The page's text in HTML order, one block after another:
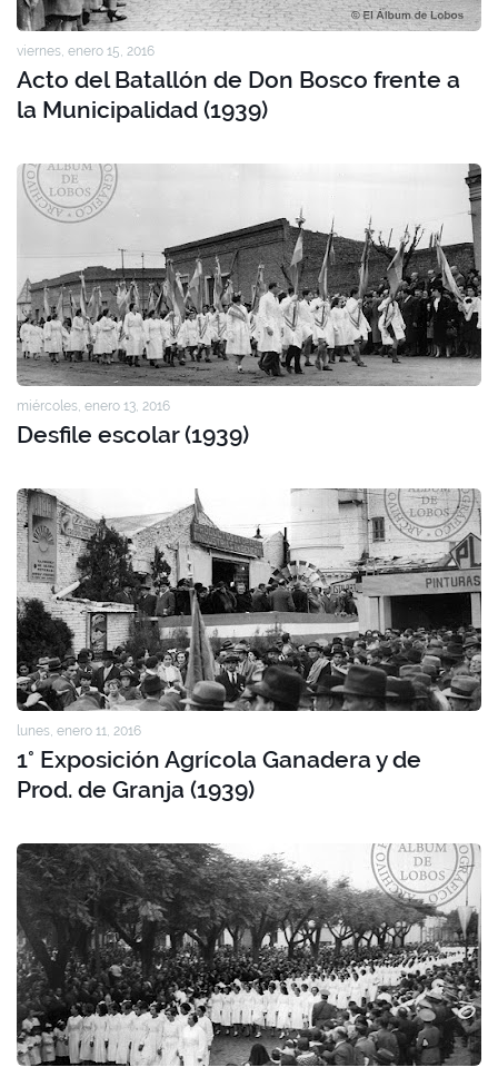
viernes, enero 15, 2016
Acto del Batallón de Don Bosco frente a
la Municipalidad (1939)
miércoles, enero 13, 2016
Desfile escolar (1939)
lunes, enero 11, 2016
1° Exposición Agrícola Ganadera y de
Prod. de Granja (1939)